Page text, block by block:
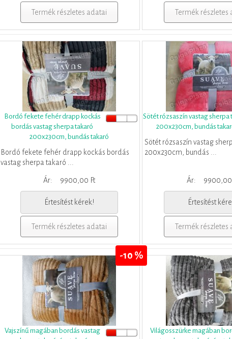
Termék részletes adatai Termék részletes
Bordó fekete fehér drapp kockás
bordás vastag sherpa takaró
200x230cm, bundás takaró
Bordó fekete fehér drapp kockás bordás
vastag sherpa takaró ...
Ár: 9900,00 Ft
Értesítést kérek!
Termék részletes adatai
Sötét rózsaszín vastag sherpa
200x230cm, bundás
Sötét rózsaszín vastag
200x230cm, bundás ...
Ár: 9900,00
Értesítést
Termék részletes
Vajszínű magában bordás vastag
-10 %
Világosszürke magában